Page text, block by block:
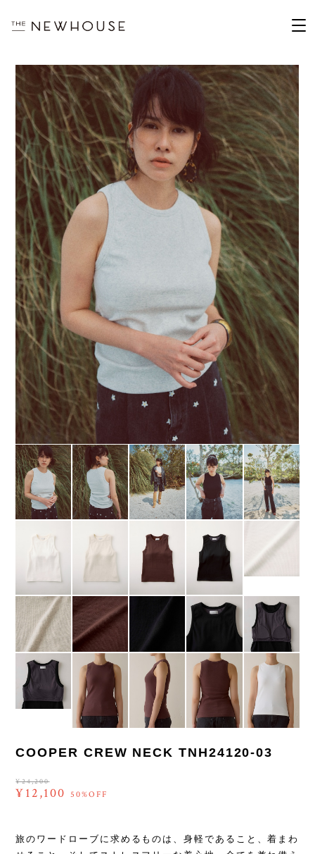
COOPER CREW NECK TNH24120-03
¥24,200
¥12,100 50%OFF
旅のワードローブに求めるものは、身軽であること、着まわ